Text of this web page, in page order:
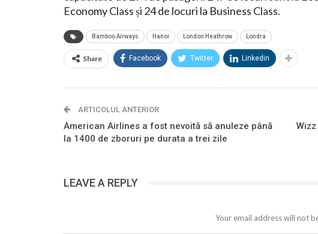
Economy Class și 24 de locuri la Business Class.
Bamboo Airways Hanoi London Heathrow Londra
Share Facebook Twitter Linkedin
ARTICOLUL ANTERIOR
American Airlines a fost nevoită să anuleze până
la 1400 de zboruri pe durata a trei zile
LEAVE A REPLY
Your email address will not